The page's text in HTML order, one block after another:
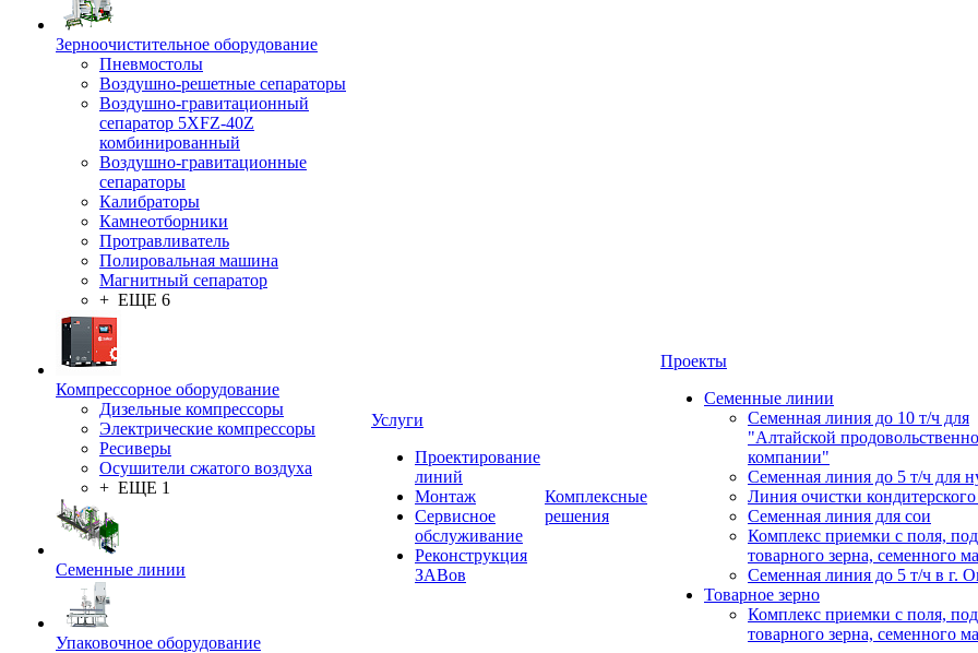
Зерноочистительное оборудование
Пневмостолы
Воздушно-решетные сепараторы
Воздушно-гравитационный
сепаратор 5XFZ-40Z
комбинированный
Воздушно-гравитационные
сепараторы
Калибраторы
Камнеотборники
Протравливатель
Полировальная машина
Магнитный сепаратор
+ ЕЩЕ 6
Компрессорное оборудование
Дизельные компрессоры
Электрические компрессоры
Ресиверы
Осушители сжатого воздуха
+ ЕЩЕ 1
Семенные линии
Упаковочное оборудование
Услуги
Проектирование
линий
Монтаж
Сервисное
обслуживание
Реконструкция
ЗАВов
Комплексные
решения
Проекты
Семенные линии
Семенная линия до 10 т/ч для
"Алтайской
компании"
Семенная линия до 5 т/ч для
Линия очистки кондитерского
Семенная линия для сои
Комплекс приемки с поля,
товарного зерна, семенного
Семенная линия до 5 т/ч в г.
Товарное зерно
Комплекс приемки с поля,
товарного зерна, семенного